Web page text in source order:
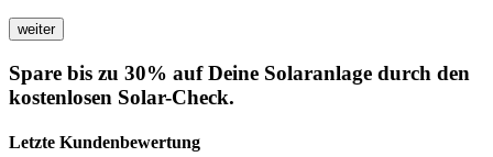
Spare bis zu 30% auf Deine Solaranlage durch den
kostenlosen Solar-Check.
Letzte Kundenbewertung